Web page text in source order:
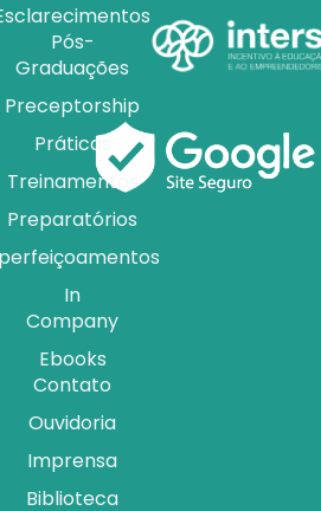
Pós-
Graduações
Preceptorship
Práticas
Treinamentos
Preparatórios
In
Company
Ebooks
Contato
Ouvidoria
Imprensa
Biblioteca